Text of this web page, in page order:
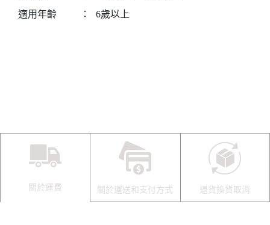
適用年齡
： 6歲以上
關於運費 關於運送和支付方式 退貨換貨取消